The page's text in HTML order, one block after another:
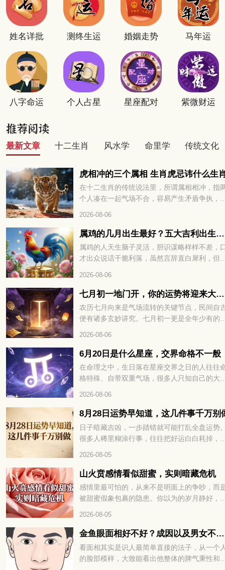
姓名详批 测终生运 婚姻走势 马年运
八字命运 个人占星 星座配对 紫微财运
最新文章 十二生肖 风水学 命里学 传统文化
虎相冲的三个属相 生肖虎忌讳什么生
在十二生肖的传统说法里，所谓属相相冲，指
个人凑在一起气场不合，容易产生矛盾争执，
哪些？接下来咱们就详细说一说。
2026-08-06
属鸡的几月出生最好？五大吉利出生月份完整解读
属鸡的人天生脑子灵活，胆识谋略样样不差，
才出众说话干脆利落，虽然言辞直白犀利，但
不过骨子里好胜心比较强，凡事总爱分出高下
在传统说法里，属鸡人不同月份降生，先天性
与整体运势差别很大，不少属鸡朋友都好奇，
年当中哪个月份出生福气最好，下面就给大家
细讲讲。
2026-08-06
七月初一地门开，你的运势将迎来大转折
农历七月向来是气场流转的关键节点，民间自
便有诸多玄妙讲究。七月初一更是全年少有的
半年的运势密码。冥冥之中自有定数，七月初
地门开，你的运势将迎来大转折。想知道究竟
吉是凶、该如何顺势把握，不妨接着往下细看
2026-08-06
6月20日是什么星座，交界命格不一般
在命理之中，生日落在星座交界之日的人往往
格特殊、自带双重气场，很多人只知自己的大
一般的命格玄机，想解锁自身完整运势，不妨
续往下细看。6月20日是什么星座，交界命格
般，你的性格、财运与情路走向，全文为你一
揭晓。
2026-08-06
8月28日运势早知道，这几件事千万别
日子暗藏吉凶，一步踏错就可能打乱全盘运势
很多人稀里糊涂行事，往往把好运白白耗掉，
道，这几件事千万别做，想顺顺利利过好这天
就继续往下看详细解析。
2026-08-05
山火贲感情看似甜蜜，实则暗藏危机
感情里最可怕的，从来不是明面上的争吵，而
被甜蜜假象包裹的隐患。你以为的岁月静好，
却藏着烧尽根基的风险。山火贲感情看似甜蜜
实则暗藏危机，想看清这段关系的真相，就继
往下看详细解析。
2026-08-05
金鱼眼面相好不好？成因以及男女不同命运解读
看面相其实是识人最简单直接的法子，从一个
的脸部模样，大致能看出他整体的脾气秉性和